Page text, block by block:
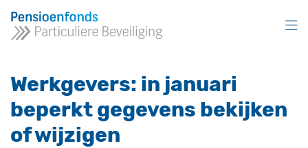
en
naar
inhoud
Werkgevers: in januari
beperkt gegevens bekijken
of wijzigen